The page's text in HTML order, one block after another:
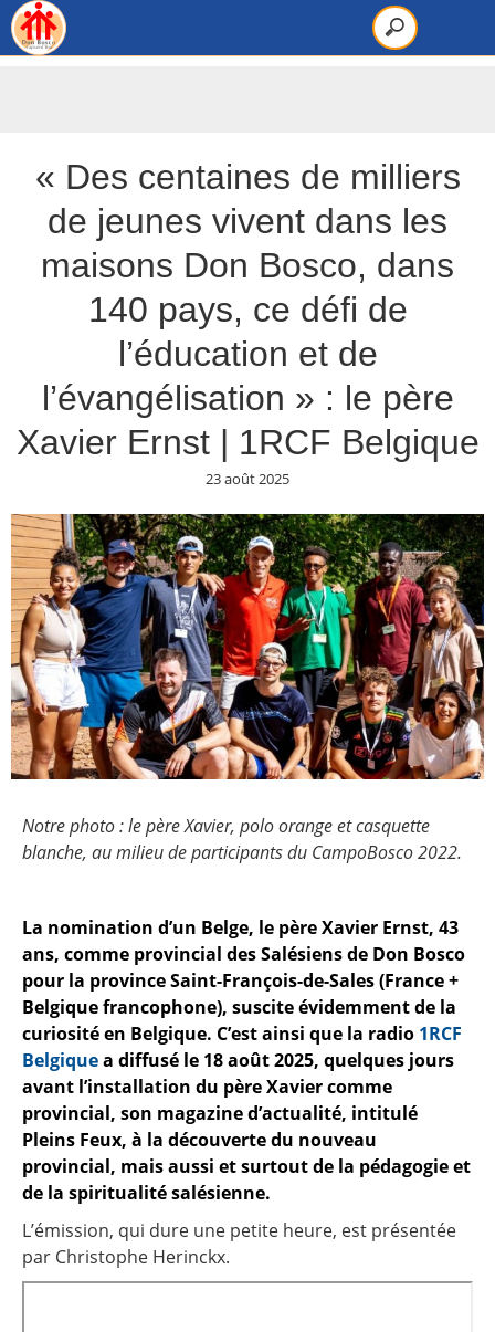
« Des centaines de milliers
de jeunes vivent dans les
maisons Don Bosco, dans
140 pays, ce défi de
l’éducation et de
l’évangélisation » : le père
Xavier Ernst | 1RCF Belgique
23 août 2025
Notre photo : le père Xavier, polo orange et casquette
blanche, au milieu de participants du CampoBosco 2022.
La nomination d’un Belge, le père Xavier Ernst, 43
ans, comme provincial des Salésiens de Don Bosco
pour la province Saint-François-de-Sales (France +
Belgique francophone), suscite évidemment de la
curiosité en Belgique. C’est ainsi que la radio 1RCF
Belgiquea diffusé le 18 août 2025, quelques jours
avant l’installation du père Xavier comme
provincial, son magazine d’actualité, intitulé
Pleins Feux, à la découverte du nouveau
provincial, mais aussi et surtout de la pédagogie et
de la spiritualité salésienne.
L’émission, qui dure une petite heure, est présentée
par Christophe Herinckx.